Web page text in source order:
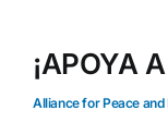
¡APOYA
Alliance for Peace and